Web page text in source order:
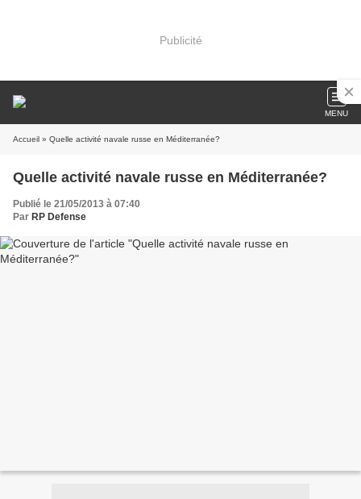
Publicité
MENU
Accueil » Quelle activité navale russe en Méditerranée?
Quelle activité navale russe en Méditerranée?
Publié le 21/05/2013 à 07:40
Par RP Defense